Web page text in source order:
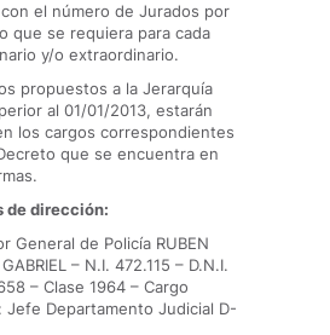
el número de Jurados por
que se requiera para cada
y/o extraordinario.
propuestos a la Jerarquía
al 01/01/2013, estarán
los cargos correspondientes
que se encuentra en
de dirección:
General de Policía RUBEN
GABRIEL – N.I. 472.115 – D.N.I.
– Clase 1964 – Cargo
Jefe Departamento Judicial D-